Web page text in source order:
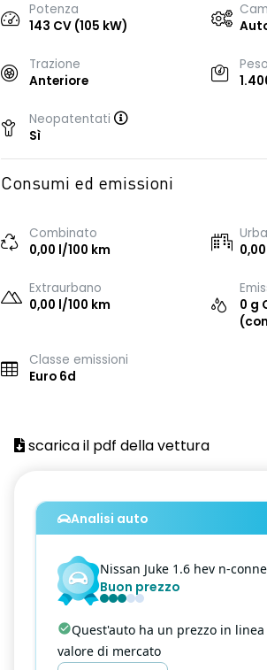
Potenza
143 CV (105 kW)
Trazione
Anteriore
Neopatentati
Sì
Consumi ed emissioni
Combinato
0,00 l/100 km
Extraurbano
0,00 l/100 km
0 g
Classe emissioni
Euro 6d
scarica il pdf della vettura
Analisi auto
Nissan Juke 1.6 hev n-
Buon prezzo
Quest'auto ha un prezzo in
valore di mercato